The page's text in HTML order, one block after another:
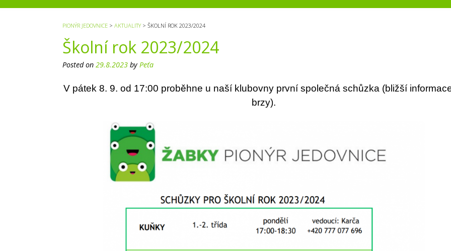
n
PIONÝR JEDOVNICE > AKTUALITY> ŠKOLNÍ ROK 2023/2024
Školní rok 2023/2024
Posted on 29.8.2023 by Peťa
V pátek 8. 9. od 17:00 proběhne u naší klubovny první společná schůzka (bližší
brzy).